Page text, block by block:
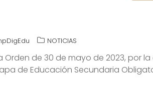
NOTICIAS
Orden de 30 de mayo de 2023, por
de Educación Secundaria